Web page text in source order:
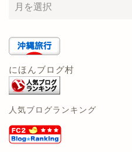
にほんブログ村
人気ブログランキング